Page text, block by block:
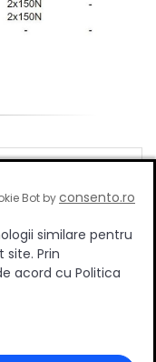
Bot byconsento.ro
similare pentru
Prin
cu Politica